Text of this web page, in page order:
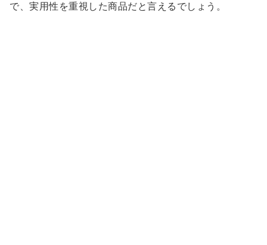
で、実用性を重視した商品だと言えるでしょう。